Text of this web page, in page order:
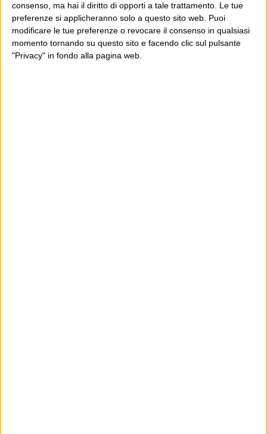
consenso, ma hai il diritto di opporti a tale trattamento. Le tue
preferenze si applicheranno solo a questo sito web. Puoi
modificare le tue preferenze o revocare il consenso in qualsiasi
momento tornando su questo sito e facendo clic sul pulsante
"Privacy" in fondo alla pagina web.
POST PRECEDENTE
A scanso di equivoci
POST SUCCESSIVO